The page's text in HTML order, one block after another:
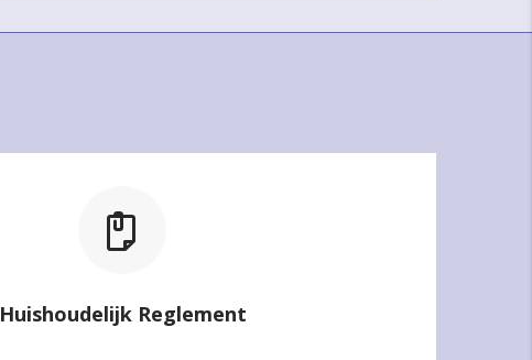
Huishoudelijk Reglement